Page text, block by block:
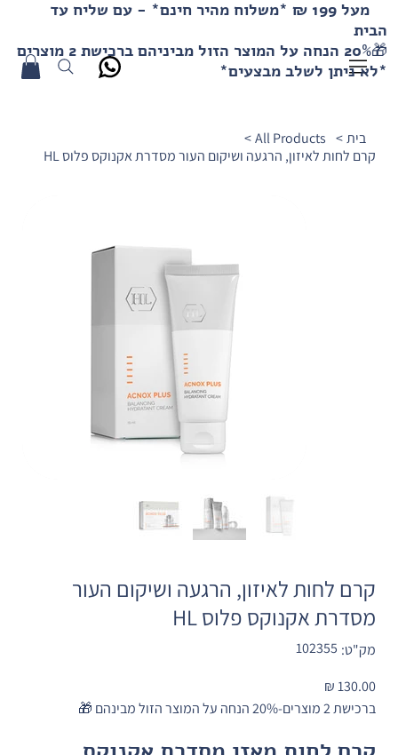
מעל 199 ₪ *משלוח מהיר חינם* - עם שליח עד
הבית
🎁20% הנחה על המוצר הזול מביניהם ברכישת 2 מוצרים
*לא ניתן לשלב מבצעים*
בית>
All Products
>
קרם לחות לאיזון, הרגעה ושיקום העור מסדרת אקנוקס פלוס HL
קרם לחות לאיזון, הרגעה ושיקום העור
מסדרת אקנוקס פלוס HL
מק"ט:
מק"ט
102355
102355
ברכישת 2 מוצרים-20% הנחה על המוצר הזול מבינהם 🎁